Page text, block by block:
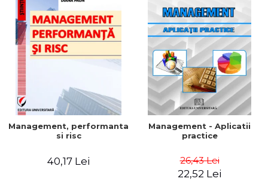
Management, performanta
si risc
40,17 Lei
Management - Aplicatii
practice
26,43 Lei
22,52 Lei